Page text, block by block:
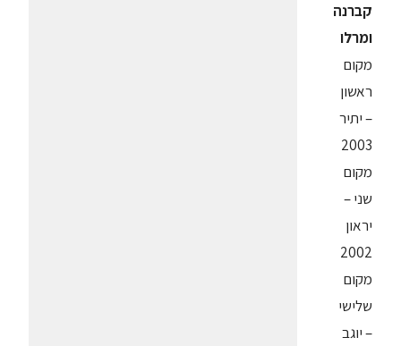
קברנה
ומרלו
מקום
ראשון
– יתיר
2003
מקום
שני –
יראון
2002
מקום
שלישי
– יוגב